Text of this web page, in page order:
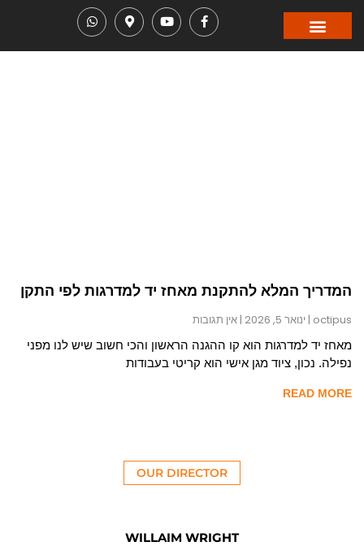
המדריך המלא להתקנת מאחז יד למדרגות לפי התקן
octipus ינואר 5, 2026 אין תגובות
מאחז יד למדרגות הוא קו ההגנה הראשון והכי חשוב שיש לנו מפני
נפילה. נכון, ציוד מגן אישי הוא קריטי בעבודות
READ MORE
OUR DIRECTOR
WILLAIM WRIGHT